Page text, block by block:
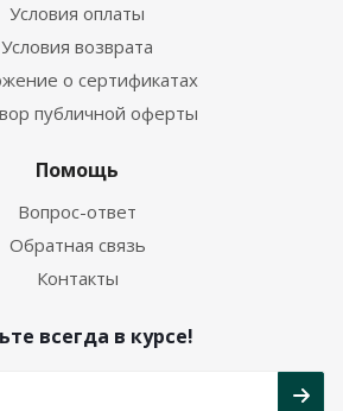
Условия оплаты
Условия возврата
о сертификатах
публичной оферты
Помощь
Вопрос-ответ
Обратная связь
Контакты
всегда в курсе!